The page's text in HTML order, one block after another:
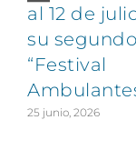
al 12 de
su segundo
“Festival
25 junio, 2026